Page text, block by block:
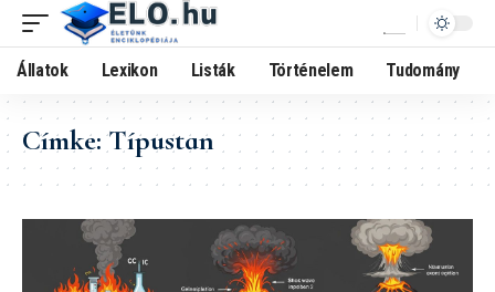
Állatok Lexikon Listák Történelem Tudomány
Címke:Típustan